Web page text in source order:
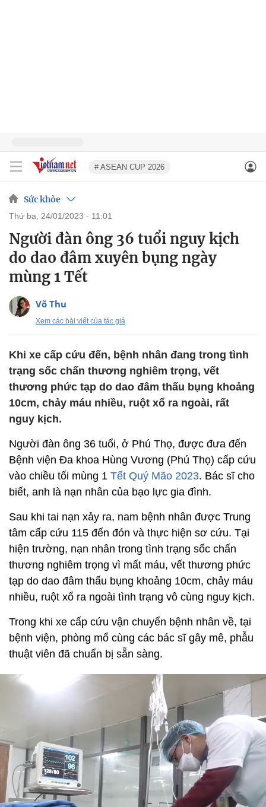
# ASEAN CUP 2026
Sức khỏe
thứ ba, 24/01/2023 - 11:01
Người đàn ông 36 tuổi nguy kịch
do dao đâm xuyên bụng ngày
mùng 1 Tết
Võ Thu
Xem các bài viết của tác giả
Khi xe cấp cứu đến, bệnh nhân đang trong tình
trạng sốc chấn thương nghiêm trọng, vết
thương phức tạp do dao đâm thấu bụng khoảng
10cm, chảy máu nhiều, ruột xổ ra ngoài, rất
nguy kịch.
Người đàn ông 36 tuổi, ở Phú Thọ, được đưa đến
Bệnh viện Đa khoa Hùng Vương (Phú Thọ) cấp cứu
vào chiều tối mùng 1 Tết Quý Mão 2023. Bác sĩ cho
biết, anh là nạn nhân của bạo lực gia đình.
Sau khi tai nạn xảy ra, nam bệnh nhân được Trung
tâm cấp cứu 115 đến đón và thực hiện sơ cứu. Tại
hiện trường, nạn nhân trong tình trạng sốc chấn
thương nghiêm trọng vì mất máu, vết thương phức
tạp do dao đâm thấu bụng khoảng 10cm, chảy máu
nhiều, ruột xổ ra ngoài tình trạng vô cùng nguy kịch.
Trong khi xe cấp cứu vận chuyển bệnh nhân về, tại
bệnh viện, phòng mổ cùng các bác sĩ gây mê, phẫu
thuật viên đã chuẩn bị sẵn sàng.